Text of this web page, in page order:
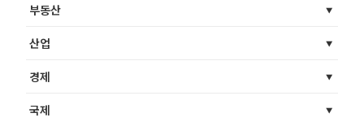
부동산
산업
경제
국제